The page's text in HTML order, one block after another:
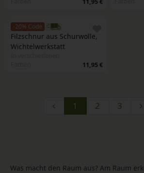
-20% Code
Filzschnur aus Schurwolle,
Wichtelwerkstatt
11,95 €
1 2 3
Was macht den Raum aus? Am Raum